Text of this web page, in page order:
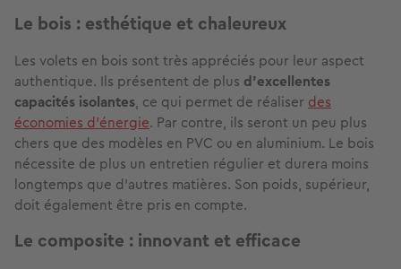
Le bois : esthétique et chaleureux
Les volets en bois sont très appréciés pour leur aspect
authentique. Ils présentent de plus d'excellentes
capacités isolantes, ce qui permet de réaliser des
économies d'énergie. Par contre, ils seront un peu plus
chers que des modèles en PVC ou en aluminium. Le bois
nécessite de plus un entretien régulier et durera moins
longtemps que d'autres matières. Son poids, supérieur,
doit également être pris en compte.
Le composite : innovant et efficace